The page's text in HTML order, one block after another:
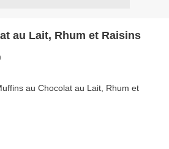
au Lait, Rhum et Raisins